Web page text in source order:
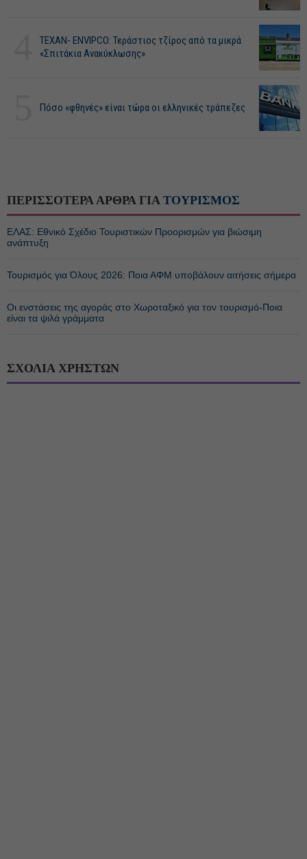
ΤΕΧΑΝ- ENVIPCO: Τεράστιος τζίρος από τα μικρά
«Σπιτάκια Ανακύκλωσης»
Πόσο «φθηνές» είναι τώρα οι ελληνικές τράπεζες
ΠΕΡΙΣΣΟΤΕΡΑ ΑΡΘΡΑ ΓΙΑ ΤΟΥΡΙΣΜΟΣ
ΕΛΑΣ: Εθνικό Σχέδιο Τουριστικών Προορισμών για βιώσιμη
ανάπτυξη
Τουρισμός για Όλους 2026: Ποια ΑΦΜ υποβάλουν αιτήσεις σήμερα
Οι ενστάσεις της αγοράς στο Χωροταξικό για τον τουρισμό-Ποια
είναι τα ψιλά γράμματα
ΣΧΟΛΙΑ ΧΡΗΣΤΩΝ